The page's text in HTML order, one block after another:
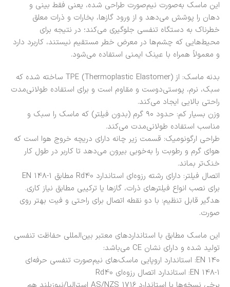
این ماسک به‌صورت نیم‌صورت طراحی شده، یعنی فقط بینی و
دهان را پوشش می‌دهد و از ورود گازها، بخارات و ذرات معلق
خطرناک به دستگاه تنفسی جلوگیری می‌کند؛ در نتیجه برای
محیط‌هایی که چشم‌ها در معرض خطر مستقیم نیستند، کاربرد دارد
و معمولاً همراه با عینک ایمنی استفاده می‌شود.
بدنه ماسک: از TPE (Thermoplastic Elastomer) ساخته شده که
سبک، نرم، پوستی‌دوست و مقاوم است و برای استفاده طولانی‌مدت
راحتی بالایی ایجاد می‌کند.
وزن بسیار کم: حدود ۹۰ گرم (بدون فیلتر) که ماسک را سبک و
مناسب استفاده طولانی‌مدت می‌کند.
طراحی ارگونومیک: قسمت زیر چانه دارای دریچه خروج هوا است که
هوای گرم و رطوبت را به‌خوبی بیرون می‌دهد تا کاربر در طول کار
خنک‌تر بماند.
اتصال فیلتر: دارای رشته رزوه‌ای استاندارد Rd40 مطابق EN 148-1
برای نصب انواع فیلترهای ذرات، گازها یا ترکیبی مطابق نیاز کاری.
هدگیر قابل تنظیم: با دو نقطه اتصال برای راحتی و فیت بهتر روی
صورت.
این ماسک مطابق با استانداردهای معتبر بین‌المللی حفاظت تنفسی
تولید شده و دارای نشان CE می‌باشد:
EN 140: استاندارد اروپایی ماسک‌های نیم‌صورت تنفسی حرفه‌ای
EN 148-1: استاندارد اتصال رزوه‌ای Rd40